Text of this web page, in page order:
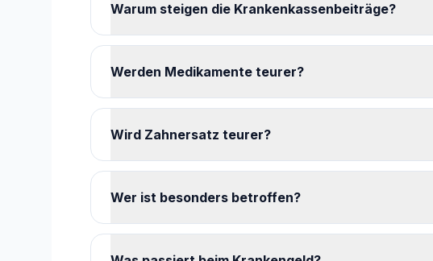
Warum steigen die Krankenkassenbeiträge?
Werden Medikamente teurer?
Wird Zahnersatz teurer?
Wer ist besonders betroffen?